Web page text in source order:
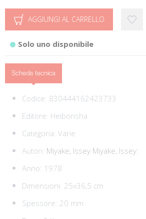
AGGIUNGI AL CARRELLO
Solo uno disponibile
Scheda tecnica
Codice: 830444162423733
Editore: Heibonsha
Categoria: Varie
Autori: Miyake, Issey Miyake, Issey:
Anno: 1978
Dimensioni: 25x36,5 cm
Spessore: 20 mm